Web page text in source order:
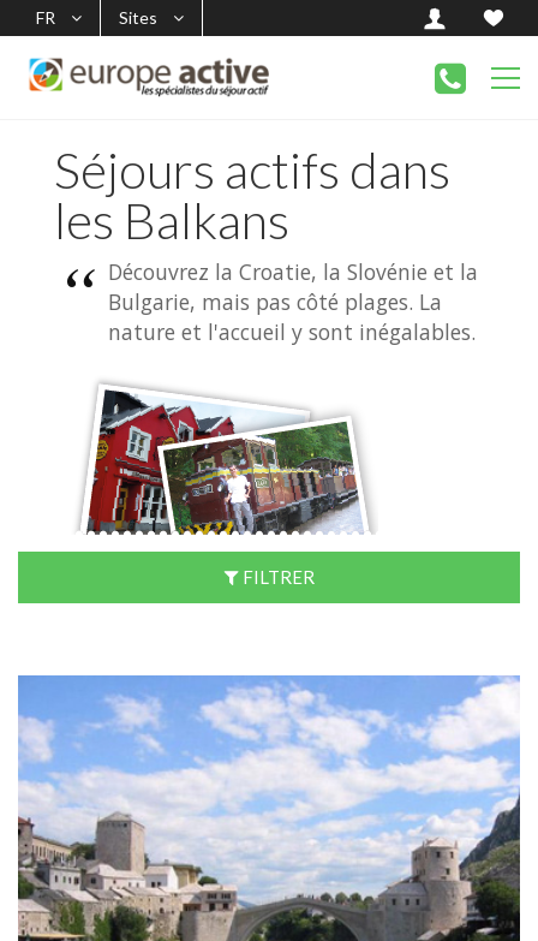
FR Sites
Séjours actifs dans
les Balkans
Découvrez la Croatie, la Slovénie et la
Bulgarie, mais pas côté plages. La
nature et l'accueil y sont inégalables.
FILTRER